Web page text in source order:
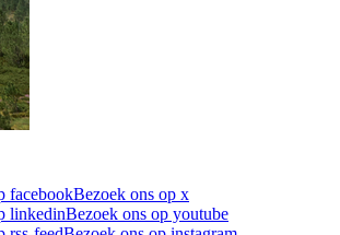
facebookBezoek ons op x
linkedinBezoek ons op youtube